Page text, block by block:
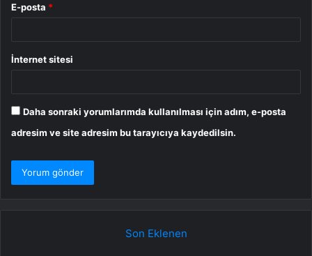
E-posta *
İnternet sitesi
Daha sonraki yorumlarımda kullanılması için adım, e-posta
adresim ve site adresim bu tarayıcıya kaydedilsin.
Son Eklenen